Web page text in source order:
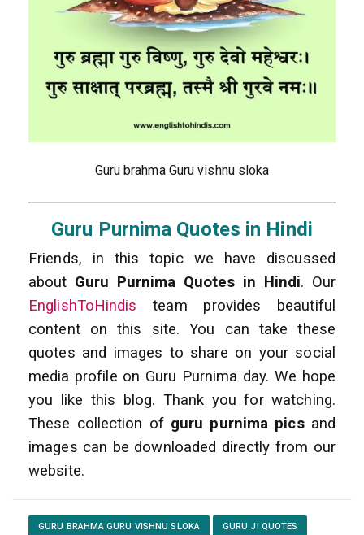
Guru brahma Guru vishnu sloka
Guru Purnima Quotes in Hindi
Friends, in this topic we have discussed
about Guru Purnima Quotes in Hindi. Our
EnglishToHindis team provides beautiful
content on this site. You can take these
quotes and images to share on your social
media profile on Guru Purnima day. We hope
you like this blog. Thank you for watching.
These collection of guru purnima picsand
images can be downloaded directly from our
website.
GURU BRAHMA GURU VISHNU SLOKA GURU JI QUOTES